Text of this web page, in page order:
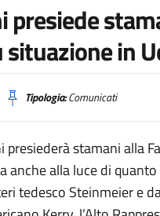
in
Tipologia:Comunicati
stamani alla
anche alla luce di
tedesco Steinmeier e